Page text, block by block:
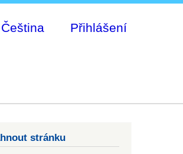
Přihlášení
stránku